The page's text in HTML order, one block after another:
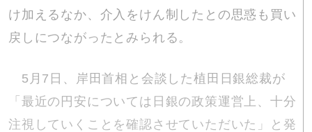
け加えるなか、介入をけん制したとの思惑も買い
戻しにつながったとみられる。
5月7日、岸田首相と会談した植田日銀総裁が
「最近の円安については日銀の政策運営上、十分
注視していくことを確認させていただいた」と発